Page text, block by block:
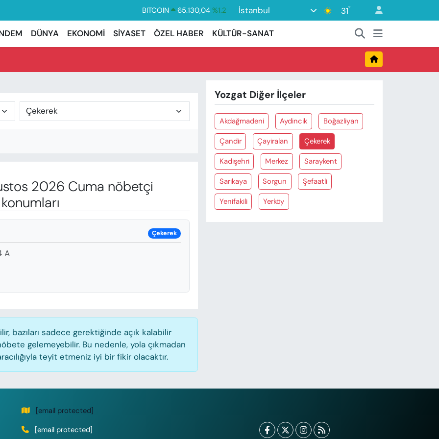
BITCOIN 65.130,04 %1.2
DOLAR
47,7106
%0.17
EURO
55,1652 %0.27
%-19
İstanbul 31°
DÜNYA EKONOMİ SİYASET ÖZEL HABER KÜLTÜR-SANAT
2026 Cuma nöbetçi
Çekerek
A
bazıları sadece gerektiğinde açık kalabilir
gelemeyebilir. Bu nedenle, yola çıkmadan
teyit etmeniz iyi bir fikir olacaktır.
Yozgat Diğer İlçeler
Akdağmadeni Aydincik Boğazliyan
Çandir Çayiralan Çekerek
Kadişehri Merkez Saraykent
Sarikaya Sorgun Şefaatli
Yenifakili Yerköy
[email protected]
[email protected]